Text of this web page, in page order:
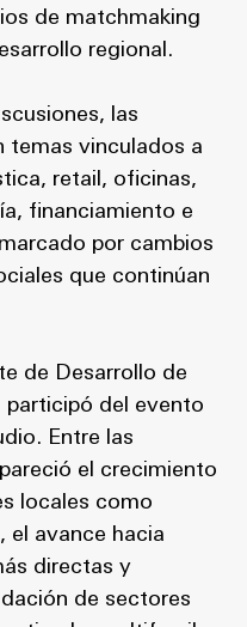
de matchmaking
regional.
las
temas vinculados a
retail, oficinas,
financiamiento e
por cambios
que continúan
de Desarrollo de
participó del evento
Entre las
el crecimiento
locales como
el avance hacia
directas y
de sectores